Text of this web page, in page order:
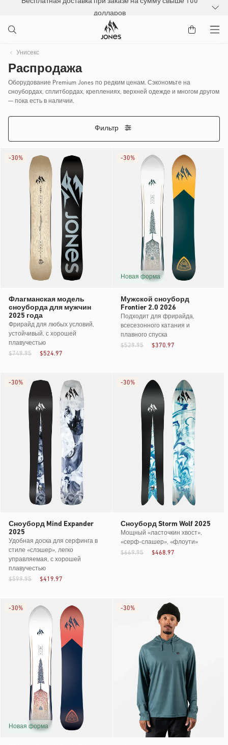
К
долларов
Унисекс
Распродажа
Оборудование Premium Jones по редким ценам. Сэкономьте на
сноубордах, сплитбордах, креплениях, верхней одежде и многом другом
— пока есть в наличии.
Фильтр
Флагманская модель
сноуборда для мужчин
2025 года
Фрирайд для любых условий,
устойчивый, с хорошей
плавучестью
$524.97
$749.95
-30%
Новая форма
Мужской сноуборд
Frontier 2.0 2026
Подходит для фрирайда,
всесезонного катания и
плавного спуска
$370.97
$529.95
-30%
Сноуборд Mind Expander
2025
Удобная доска для серфинга в
стиле «слэшер», легко
управляемая, с хорошей
плавучестью
$419.97
$599.95
-30%
Сноуборд Storm Wolf 2025
Мощный «ласточкин хвост»,
«серф-слашер», «флоути»
$468.97
$669.95
-30%
Новая форма
-30% -30%